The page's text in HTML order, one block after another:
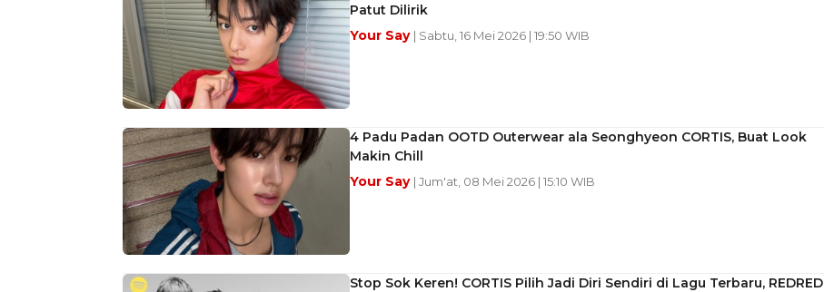
Patut Dilirik
Your Say | Sabtu, 16 Mei 2026 | 19:50 WIB
4 Padu Padan OOTD Outerwear ala Seonghyeon CORTIS, Buat Look
Makin Chill
Your Say | Jum'at, 08 Mei 2026 | 15:10 WIB
Stop Sok Keren! CORTIS Pilih Jadi Diri Sendiri di Lagu Terbaru, REDRED